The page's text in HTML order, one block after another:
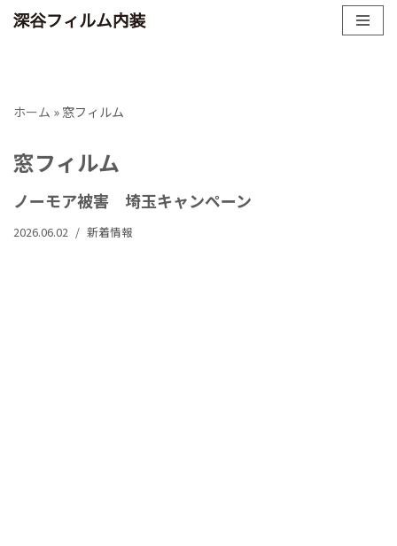
ン
へ
キ
ッ
ホーム » 窓フィルム
窓フィルム
ノーモア被害 埼玉キャンペーン
2026.06.02 新着情報